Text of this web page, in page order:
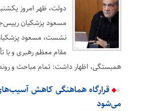
مسعود پزشکیان
نشست، مسعود
مقام معظم رهبری و با
همبستگی، اظهار داشت: تمام مباحث و
قرارگاه هماهنگی کاهش
می‌شود